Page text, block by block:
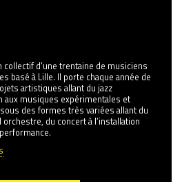
collectif d’une trentaine de musiciens
basé à Lille. Il porte chaque année de
artistiques allant du jazz
aux musiques expérimentales et
des formes très variées allant du
orchestre, du concert à l’installation